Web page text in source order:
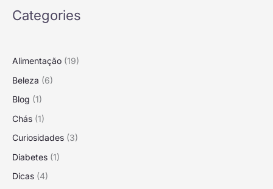
Categories
Alimentação (19)
Beleza (6)
Blog (1)
Chás (1)
Curiosidades (3)
Diabetes (1)
Dicas (4)